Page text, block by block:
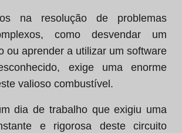
na resolução de problemas
como desvendar um
ou aprender a utilizar um software
exige uma enorme
valioso combustível.
dia de trabalho que exigiu uma
e rigorosa deste circuito